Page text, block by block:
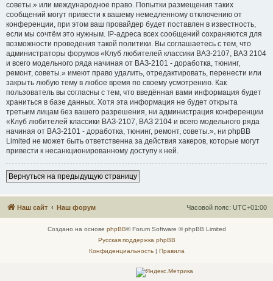
советы.» или международное право. Попытки размещения таких
сообщений могут привести к вашему немедленному отключению от
конференции, при этом ваш провайдер будет поставлен в известность,
если мы сочтём это нужным. IP-адреса всех сообщений сохраняются для
возможности проведения такой политики. Вы соглашаетесь с тем, что
администраторы форумов «Клуб любителей классики ВАЗ-2107, ВАЗ 2104
и всего модельного ряда начиная от ВАЗ-2101 - доработка, тюнинг,
ремонт, советы.» имеют право удалить, отредактировать, перенести или
закрыть любую тему в любое время по своему усмотрению. Как
пользователь вы согласны с тем, что введённая вами информация будет
храниться в базе данных. Хотя эта информация не будет открыта
третьим лицам без вашего разрешения, ни администрация конференции
«Клуб любителей классики ВАЗ-2107, ВАЗ 2104 и всего модельного ряда
начиная от ВАЗ-2101 - доработка, тюнинг, ремонт, советы.», ни phpBB
Limited не может быть ответственна за действия хакеров, которые могут
привести к несанкционированному доступу к ней.
Вернуться на предыдущую страницу
Наш сайт Наш форум Часовой пояс: UTC+01:00
Создано на основе phpBB® Forum Software © phpBB Limited
Русская поддержка phpBB
Конфиденциальность| Правила